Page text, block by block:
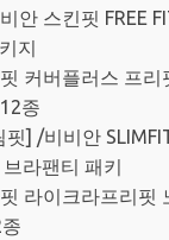
안 스킨핏 FREE
지
커버플러스 프리
종
핏] /비비안
라팬티 패키
라이크라프리핏